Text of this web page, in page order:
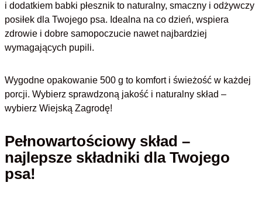
i dodatkiem babki płesznik to naturalny, smaczny i odżywczy
posiłek dla Twojego psa. Idealna na co dzień, wspiera
zdrowie i dobre samopoczucie nawet najbardziej
wymagających pupili.
Wygodne opakowanie 500 g to komfort i świeżość w każdej
porcji. Wybierz sprawdzoną jakość i naturalny skład –
wybierz Wiejską Zagrodę!
Pełnowartościowy skład –
najlepsze składniki dla Twojego
psa!